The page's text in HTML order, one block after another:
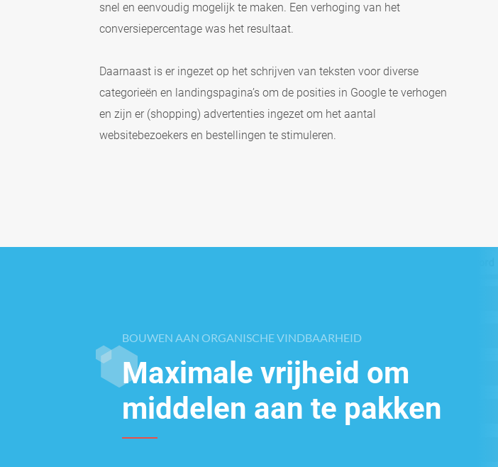
snel en eenvoudig mogelijk te maken. Een verhoging van het
conversiepercentage was het resultaat.
Daarnaast is er ingezet op het schrijven van teksten voor diverse
categorieën en landingspagina’s om de posities in Google te verhogen
en zijn er (shopping) advertenties ingezet om het aantal
websitebezoekers en bestellingen te stimuleren.
BOUWEN AAN ORGANISCHE VINDBAARHEID
Maximale vrijheid om
middelen aan te pakken